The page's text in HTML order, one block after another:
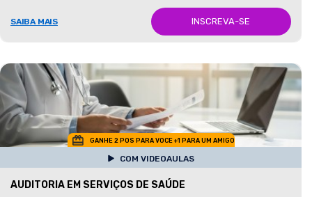
SAIBA MAIS INSCREVA-SE
GANHE 2 POS PARA VOCE +1 PARA UM AMIGO
COM VIDEOAULAS
AUDITORIA EM SERVIÇOS DE SAÚDE